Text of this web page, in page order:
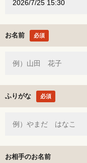
お名前 必須
ふりがな 必須
お相手のお名前